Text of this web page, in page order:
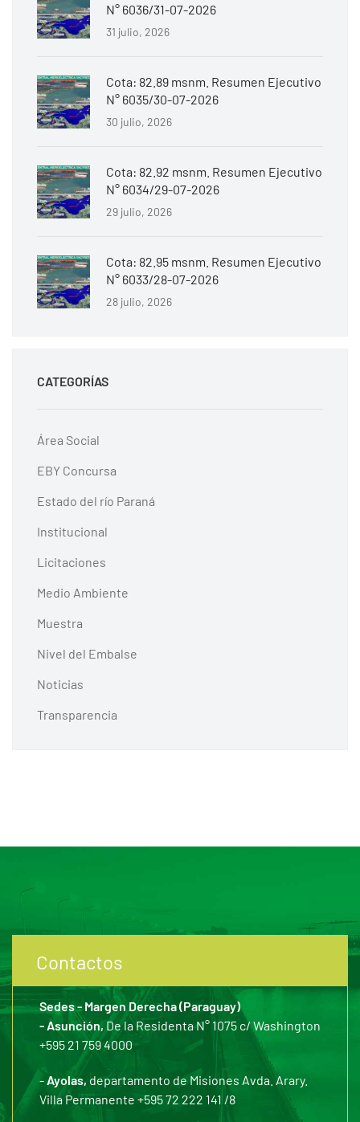
N° 6036/31-07-2026
31 julio, 2026
Cota: 82.89 msnm. Resumen Ejecutivo
N° 6035/30-07-2026
30 julio, 2026
Cota: 82.92 msnm. Resumen Ejecutivo
N° 6034/29-07-2026
29 julio, 2026
Cota: 82.95 msnm. Resumen Ejecutivo
N° 6033/28-07-2026
28 julio, 2026
CATEGORÍAS
Área Social
EBY Concursa
Estado del río Paraná
Institucional
Licitaciones
Medio Ambiente
Muestra
Nivel del Embalse
Noticias
Transparencia
Contactos
Sedes - Margen Derecha (Paraguay)
- Asunción,De la Residenta N° 1075 c/ Washington
+595 21 759 4000
- Ayolas, departamento de Misiones Avda. Arary.
Villa Permanente +595 72 222 141 /8